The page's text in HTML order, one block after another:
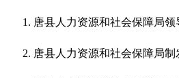
1. 唐县人力资源和社会保障局领
2. 唐县人力资源和社会保障局制